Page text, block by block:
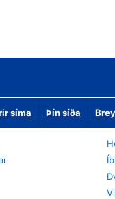
síma Þín síða